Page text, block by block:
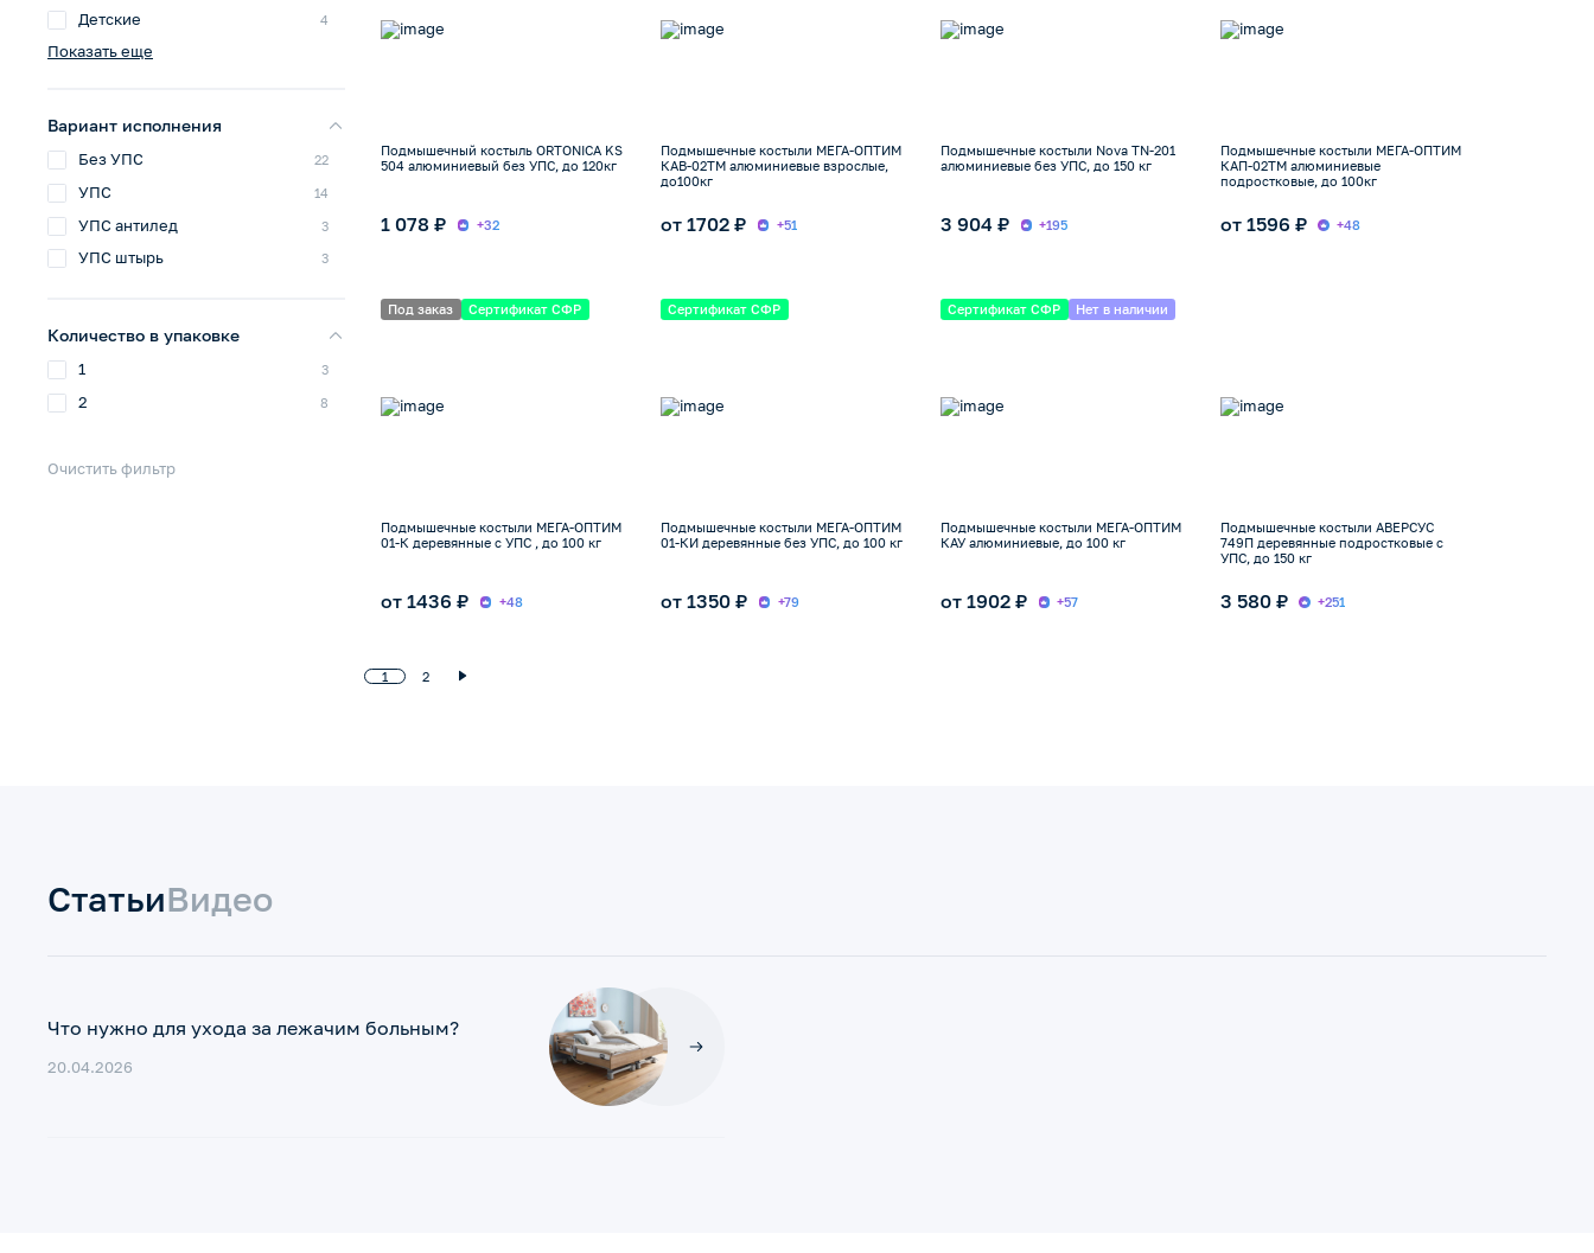
Детские 4
Показать еще
Вариант исполнения
Без УПС 22
УПС 14
УПС антилед 3
УПС штырь 3
Количество в упаковке
1 3
2 8
Очистить фильтр
Подмышечный костыль ORTONICA KS
504 алюминиевый без УПС, до 120кг
1 078 ₽ +32
Подмышечные костыли МЕГА-ОПТИМ
КАВ-02ТМ алюминиевые взрослые,
до100кг
от 1702 ₽ +51
Подмышечные костыли Nova TN-201
алюминиевые без УПС, до 150 кг
3 904 ₽ +195
Подмышечные костыли МЕГА-ОПТИМ
КАП-02ТМ алюминиевые
подростковые, до 100кг
от 1596 ₽ +48
Под заказ Сертификат СФР
Подмышечные костыли МЕГА-ОПТИМ
01-К деревянные с УПС , до 100 кг
от 1436 ₽ +48
Сертификат СФР
Подмышечные костыли МЕГА-ОПТИМ
01-КИ деревянные без УПС, до 100 кг
от 1350 ₽ +79
Сертификат СФР Нет в наличии
Подмышечные костыли МЕГА-ОПТИМ
КАУ алюминиевые, до 100 кг
от 1902 ₽ +57
Подмышечные костыли АВЕРСУС
749П деревянные подростковые с
УПС, до 150 кг
3 580 ₽ +251
1 2
СтатьиВидео
Что нужно для ухода за лежачим больным?
20.04.2026